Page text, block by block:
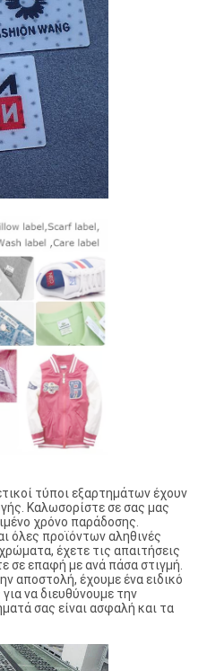
τύποι εξαρτημάτων έχουν
Καλωσορίστε σε σας μας
χρόνο παράδοσης.
όλες προϊόντων αληθινές
έχετε τις απαιτήσεις
σε επαφή με ανά πάσα στιγμή.
αποστολή, έχουμε ένα ειδικό
να διευθύνουμε την
σας είναι ασφαλή και τα